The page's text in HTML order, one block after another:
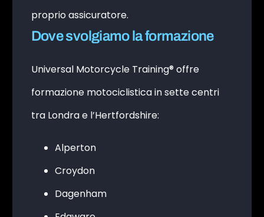
proprio assicuratore.
Dove svolgiamo la formazione
Universal Motorcycle Training® offre
formazione motociclistica in sette centri
tra Londra e l’Hertfordshire:
Alperton
Croydon
Dagenham